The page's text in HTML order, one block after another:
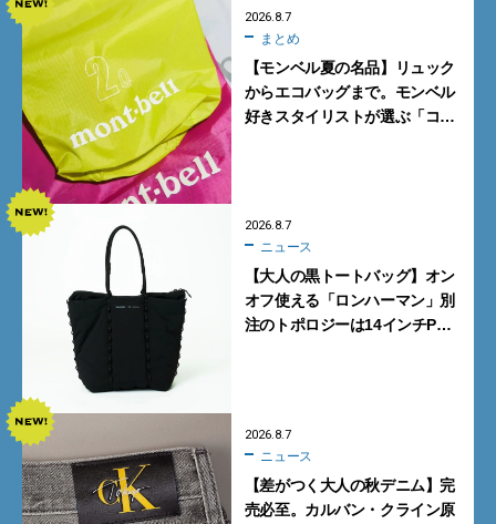
2026.8.7
まとめ
【モンベル夏の名品】リュック
からエコバッグまで。モンベル
好きスタイリストが選ぶ「コス
2026.8.7
ニュース
【大人の黒トートバッグ】オン
オフ使える「ロンハーマン」別
注のトポロジーは14インチPC
2026.8.7
ニュース
【差がつく大人の秋デニム】完
売必至。カルバン・クライン原